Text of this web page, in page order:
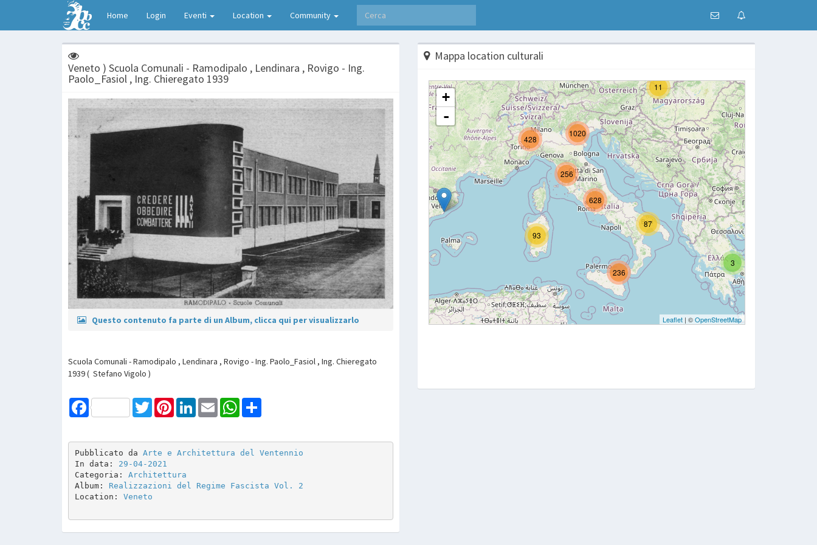
Home Login Eventi Location Community
Veneto ) Scuola Comunali - Ramodipalo , Lendinara , Rovigo - Ing.
Paolo_Fasiol , Ing. Chieregato 1939
Questo contenuto fa parte di un Album, clicca qui per visualizzarlo
Scuola Comunali - Ramodipalo , Lendinara , Rovigo - Ing. Paolo_Fasiol , Ing. Chieregato
1939 ( Stefano Vigolo )
Facebook TwitterPinterestLinkedInEmail WhatsApp
Pubblicato da Arte e Architettura del Ventennio
In data: 29-04-2021
Categoria: Architettura
Album: Realizzazioni del Regime Fascista Vol. 2
Location: Veneto
Mappa location culturali